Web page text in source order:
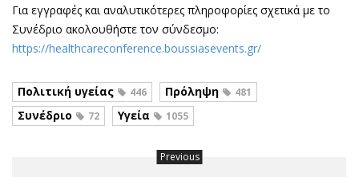
Για εγγραφές και αναλυτικότερες πληροφορίες σχετικά με το
Συνέδριο ακολουθήστε τον σύνδεσμο:
https://healthcareconference.boussiasevents.gr/
Πολιτική υγείας 446 Πρόληψη 481
Συνέδριο 72 Υγεία 1055
Previous